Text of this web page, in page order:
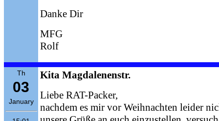
Danke Dir
MFG
Rolf
Th
03
January
Kita Magdalenenstr.
Liebe RAT-Packer,
nachdem es mir vor Weihnachten leider